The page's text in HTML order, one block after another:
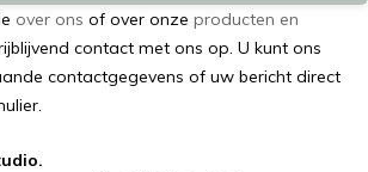
over ons of over onze producten en
contact met ons op. U kunt ons
contactgegevens of uw bericht direct